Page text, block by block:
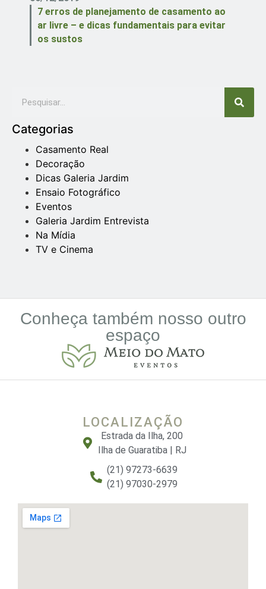
7 erros de planejamento de casamento ao
ar livre – e dicas fundamentais para evitar
os sustos
Categorias
Casamento Real
Decoração
Dicas Galeria Jardim
Ensaio Fotográfico
Eventos
Galeria Jardim Entrevista
Na Mídia
TV e Cinema
Conheça também nosso outro
espaço
LOCALIZAÇÃO
Estrada da Ilha, 200
Ilha de Guaratiba | RJ
(21) 97273-6639
(21) 97030-2979